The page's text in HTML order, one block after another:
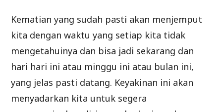
Kematian yang sudah pasti akan menjemput
kita dengan waktu yang setiap kita tidak
mengetahuinya dan bisa jadi sekarang dan
hari hari ini atau minggu ini atau bulan ini,
yang jelas pasti datang. Keyakinan ini akan
menyadarkan kita untuk segera